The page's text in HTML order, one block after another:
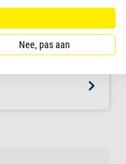
Nee, pas aan